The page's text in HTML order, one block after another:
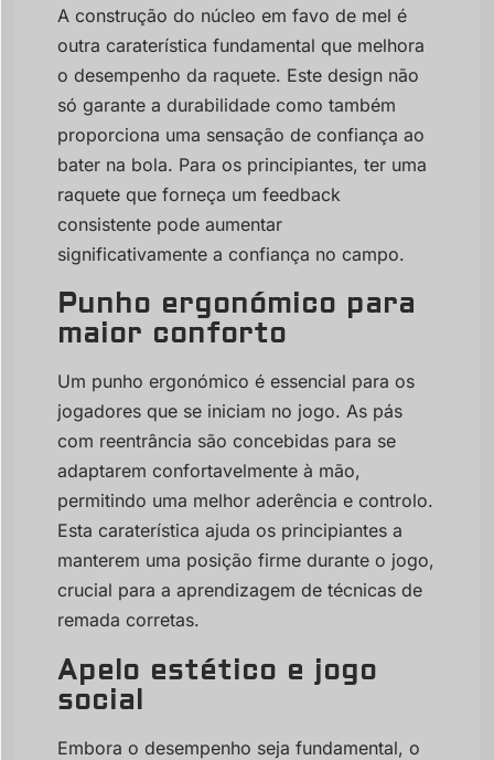
A construção do núcleo em favo de mel é
outra caraterística fundamental que melhora
o desempenho da raquete. Este design não
só garante a durabilidade como também
proporciona uma sensação de confiança ao
bater na bola. Para os principiantes, ter uma
raquete que forneça um feedback
consistente pode aumentar
significativamente a confiança no campo.
Punho ergonómico para
maior conforto
Um punho ergonómico é essencial para os
jogadores que se iniciam no jogo. As pás
com reentrância são concebidas para se
adaptarem confortavelmente à mão,
permitindo uma melhor aderência e controlo.
Esta caraterística ajuda os principiantes a
manterem uma posição firme durante o jogo,
crucial para a aprendizagem de técnicas de
remada corretas.
Apelo estético e jogo
social
Embora o desempenho seja fundamental, o